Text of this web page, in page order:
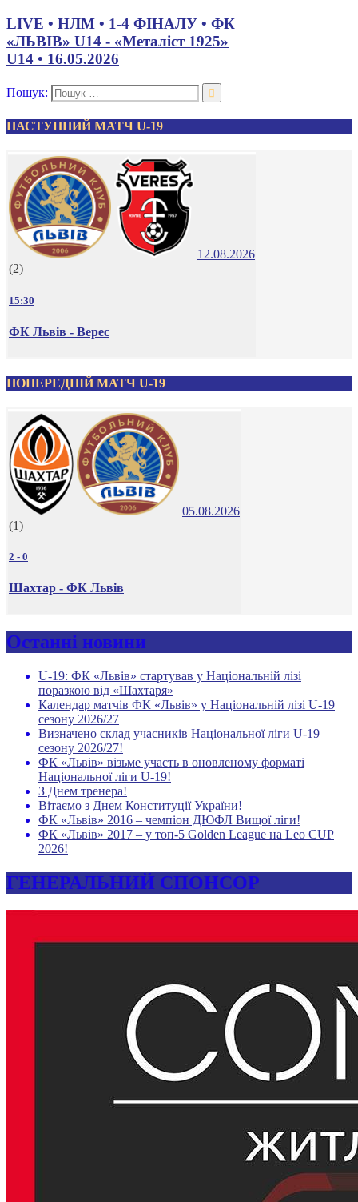
LIVE • НЛМ • 1-4 ФІНАЛУ • ФК
«ЛЬВІВ» U14 - «Металіст 1925»
U14 • 16.05.2026
Пошук:
НАСТУПНИЙ МАТЧ U-19
12.08.2026
(2)
15:30
ФК Львів - Верес
ПОПЕРЕДНІЙ МАТЧ U-19
05.08.2026
(1)
2 - 0
Шахтар - ФК Львів
Останні новини
U-19: ФК «Львів» стартував у Національній лізі
поразкою від «Шахтаря»
Календар матчів ФК «Львів» у Національній лізі U-19
сезону 2026/27
Визначено склад учасників Національної ліги U-19
сезону 2026/27!
ФК «Львів» візьме участь в оновленому форматі
Національної ліги U-19!
З Днем тренера!
Вітаємо з Днем Конституції України!
ФК «Львів» 2016 – чемпіон ДЮФЛ Вищої ліги!
ФК «Львів» 2017 – у топ-5 Golden League на Leo CUP
2026!
ГЕНЕРАЛЬНИЙ СПОНСОР